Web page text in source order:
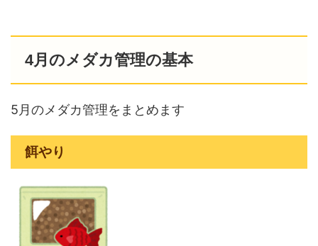
4月のメダカ管理の基本
5月のメダカ管理をまとめます
餌やり